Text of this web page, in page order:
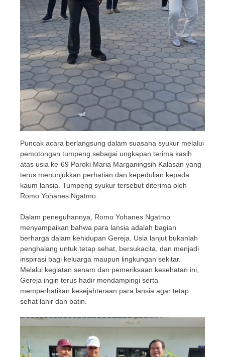
Puncak acara berlangsung dalam suasana syukur melalui
pemotongan tumpeng sebagai ungkapan terima kasih
atas usia ke-69 Paroki Maria Marganingsih Kalasan yang
terus menunjukkan perhatian dan kepedulian kepada
kaum lansia. Tumpeng syukur tersebut diterima oleh
Romo Yohanes Ngatmo.
Dalam peneguhannya, Romo Yohanes Ngatmo
menyampaikan bahwa para lansia adalah bagian
berharga dalam kehidupan Gereja. Usia lanjut bukanlah
penghalang untuk tetap sehat, bersukacita, dan menjadi
inspirasi bagi keluarga maupun lingkungan sekitar.
Melalui kegiatan senam dan pemeriksaan kesehatan ini,
Gereja ingin terus hadir mendampingi serta
memperhatikan kesejahteraan para lansia agar tetap
sehat lahir dan batin.